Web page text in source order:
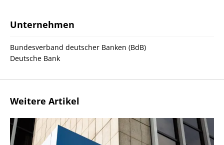
Unternehmen
Bundesverband deutscher Banken (BdB)
Deutsche Bank
Weitere Artikel